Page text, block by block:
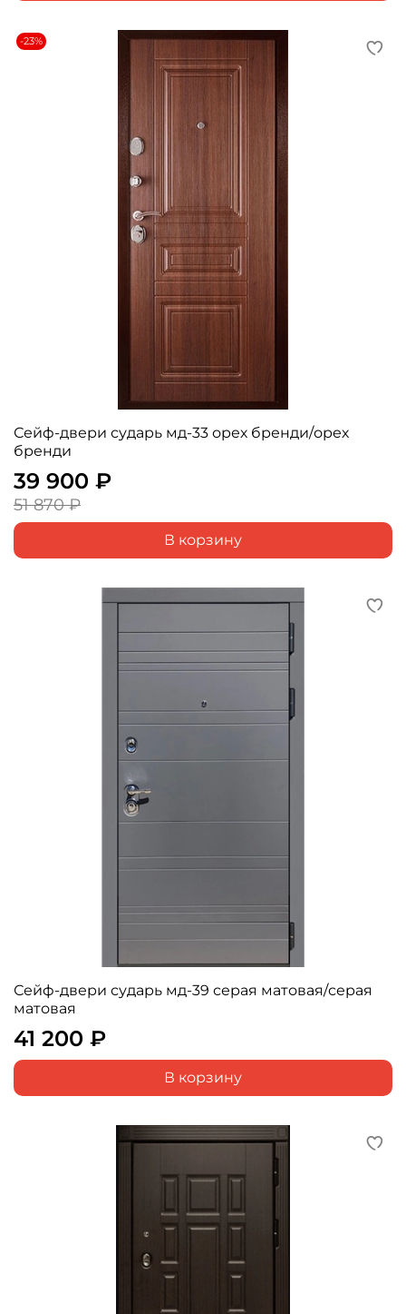
-23%
Сейф-двери сударь мд-33 орех бренди/орех
бренди
39 900 ₽
51 870 ₽
В корзину
Сейф-двери сударь мд-39 серая матовая/серая
матовая
41 200 ₽
В корзину